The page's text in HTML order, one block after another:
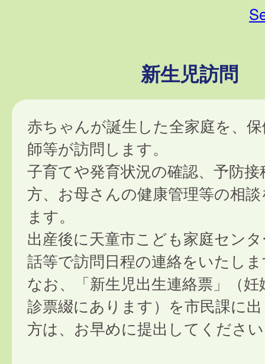
新生児訪問
赤ちゃんが誕生した全家庭を、
師等が訪問します。
子育てや発育状況の確認、予防
方、お母さんの健康管理等の相
ます。
出産後に天童市こども家庭セン
話等で訪問日程の連絡をいたし
なお、「新生児出生連絡票」（妊
診票綴にあります）を市民課に
方は、お早めに提出してくださ